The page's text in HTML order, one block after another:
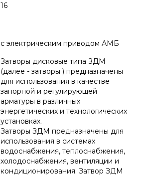
16
с электрическим приводом АМБ
Затворы дисковые типа ЗДМ
(далее - затворы ) предназначены
для использования в качестве
запорной и регулирующей
арматуры в различных
энергетических и технологических
установках.
Затворы ЗДМ предназначены для
использования в системах
водоснабжения, теплоснабжения,
холодоснабжения, вентиляции и
кондиционирования. Затвор ЗДМ